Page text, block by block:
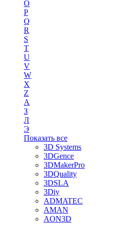
O
P
Q
R
S
T
U
V
W
X
Z
А
З
Л
Э
Показать все
3D Systems
3DGence
3DMakerPro
3DQuality
3DSLA
3Diy
ADMATEC
AMAN
AON3D